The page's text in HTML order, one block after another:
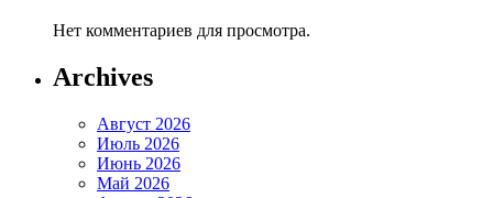
Нет комментариев для просмотра.
Archives
Август 2026
Июль 2026
Июнь 2026
Май 2026